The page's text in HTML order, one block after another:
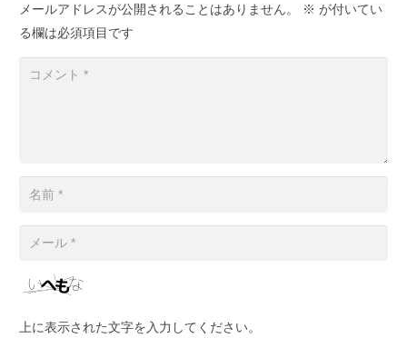
メールアドレスが公開されることはありません。 ※ が付いてい
る欄は必須項目です
上に表示された文字を入力してください。